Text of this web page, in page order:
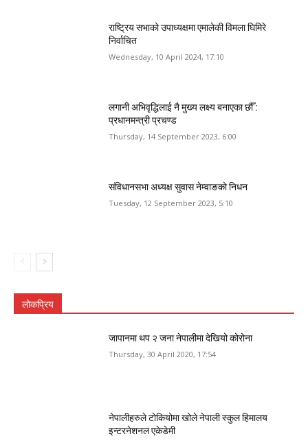
राष्ट्रिय सभाको उपाध्यक्षमा एमालेकी विमला घिमिरे
निर्वाचित
Wednesday, 10 April 2024, 17:10
लगानी अभिवृद्धिलाई नै मुख्य लक्ष्य बनाएका छौँ :
प्रधानमन्त्री प्रचण्ड
Thursday, 14 September 2023, 6:00
संविधानसभा अध्यक्ष सुवास नेम्वाङको निधन
Tuesday, 12 September 2023, 5:10
लोकप्रिय
जापानमा थप २ जना नेपालीमा देखियो कोरोना
Thursday, 30 April 2020, 17:54
नेपालीहरुले टोकियोमा खोले नेपाली स्कुल हिमालय
इन्टरनेशनल एकेडेमी